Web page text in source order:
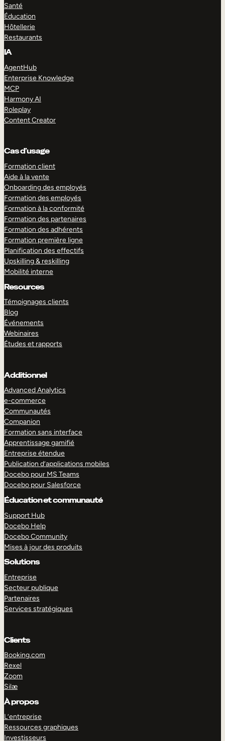
Santé
Éducation
Hôtellerie
Restaurants
IA
AgentHub
Enterprise Knowledge
MCP
Harmony AI
Roleplay
Content Creator
Cas d’usage
Formation client
Aide à la vente
Onboarding des employés
Formation des employés
Formation à la conformité
Formation des partenaires
Formation des adhérents
Formation première ligne
Planification des effectifs
Upskilling & reskilling
Mobilité interne
Resources
Témoignages clients
Blog
Événements
Webinaires
Études et rapports
Additionnel
Advanced Analytics
e-commerce
Communautés
Companion
Formation sans interface
Apprentissage gamifié
Entreprise étendue
Publication d’applications mobiles
Docebo pour MS Teams
Docebo pour Salesforce
Éducation et communauté
Support Hub
Docebo Help
Docebo Community
Mises à jour des produits
Solutions
Entreprise
Secteur publique
Partenaires
Services stratégiques
Clients
Booking.com
Rexel
Zoom
Silæ
À propos
L’entreprise
Ressources graphiques
Investisseurs